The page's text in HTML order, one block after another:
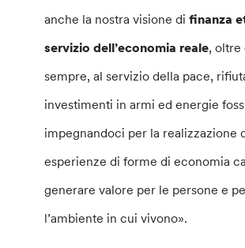
anche la nostra visione difinanza
servizio dell’economia reale, oltre
sempre, al servizio della pace,
investimenti in armi ed energie
impegnandoci per la realizzazione
esperienze di forme di economia
generare valore per le persone e
l’ambiente in cui vivono».